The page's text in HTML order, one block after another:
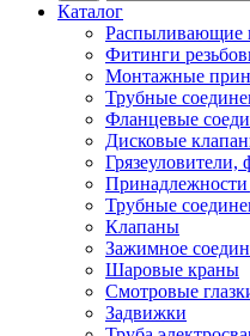
Каталог
Распыливающие
Фитинги
Монтажные
Трубные
Фланцевые
Дисковые
Грязеуловители,
Принадлежности
Трубные
Клапаны
Зажимное
Шаровые краны
Смотровые
Задвижки